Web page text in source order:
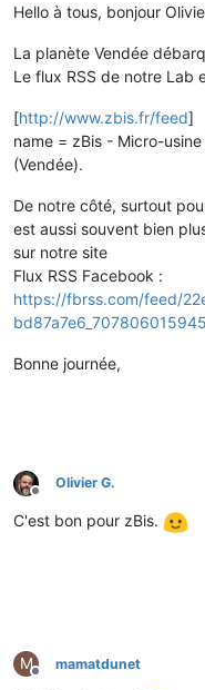
Hello à tous, bonjour
La planète Vendée
Le flux RSS de notre Lab
[http://www.zbis.fr/feed]
name = zBis - Micro-
(Vendée).
De notre côté, surtout
est aussi souvent bien
sur notre site
Flux RSS Facebook :
https://fbrss.com/feed/
Bonne journée,
Hors-ligne
Olivier G.
C'est bon pour zBis.
M
Hors-ligne
mamatdunet